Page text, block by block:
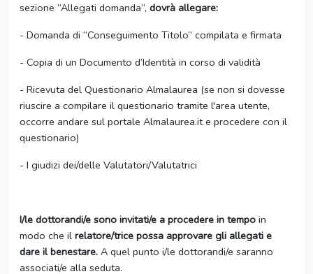
sezione “Allegati domanda”, dovrà allegare:
- Domanda di “Conseguimento Titolo” compilata e firmata
- Copia di un Documento d’Identità in corso di validità
- Ricevuta del Questionario Almalaurea (se non si dovesse
riuscire a compilare il questionario tramite l'area utente,
occorre andare sul portale Almalaurea.it e procedere con il
questionario)
- I giudizi dei/delle Valutatori/Valutatrici
I/le dottorandi/e sono invitati/e a procedere in tempo in
modo che il relatore/trice possa approvare gli allegati e
dare il benestare. A quel punto i/le dottorandi/e saranno
associati/e alla seduta.